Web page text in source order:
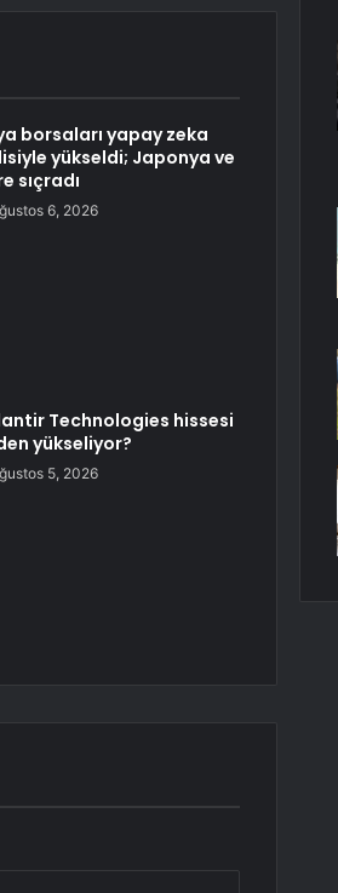
borsaları yapay zeka
yükseldi; Japonya ve
sıçradı
6, 2026
Technologies hissesi
yükseliyor?
5, 2026